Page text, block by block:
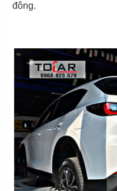
đông.